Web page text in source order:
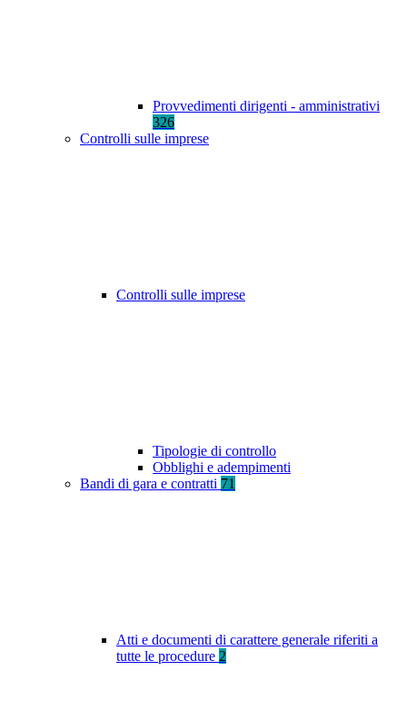
Provvedimenti dirigenti - amministrativi
326
Controlli sulle imprese
Controlli sulle imprese
Tipologie di controllo
Obblighi e adempimenti
Bandi di gara e contratti 71
Atti e documenti di carattere generale riferiti a
tutte le procedure 2